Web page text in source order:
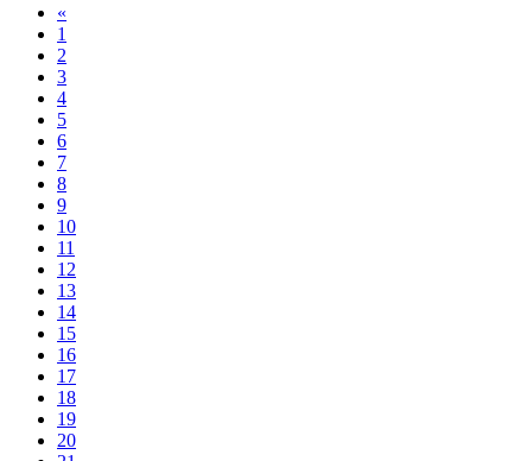
«
1
2
3
4
5
6
7
8
9
10
11
12
13
14
15
16
17
18
19
20